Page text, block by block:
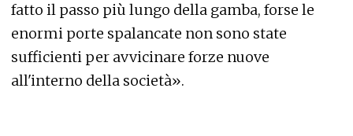
fatto il passo più lungo della gamba, forse le
enormi porte spalancate non sono state
sufficienti per avvicinare forze nuove
all'interno della società».